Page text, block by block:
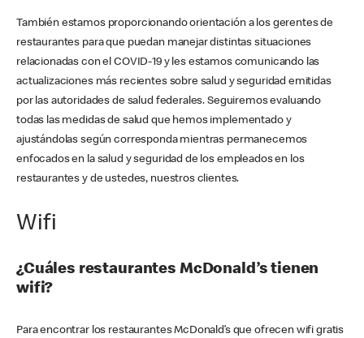
También estamos proporcionando orientación a los gerentes de
restaurantes para que puedan manejar distintas situaciones
relacionadas con el COVID-19 y les estamos comunicando las
actualizaciones más recientes sobre salud y seguridad emitidas
por las autoridades de salud federales. Seguiremos evaluando
todas las medidas de salud que hemos implementado y
ajustándolas según corresponda mientras permanecemos
enfocados en la salud y seguridad de los empleados en los
restaurantes y de ustedes, nuestros clientes.
Wifi
¿Cuáles restaurantes McDonald’s tienen
wifi?
Para encontrar los restaurantes McDonald’s que ofrecen wifi gratis